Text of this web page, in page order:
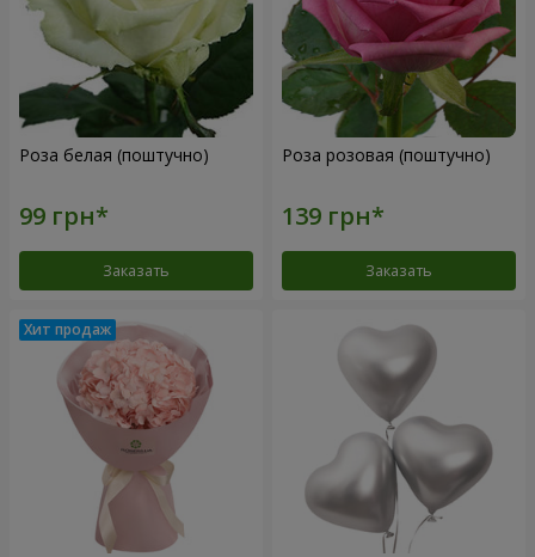
Роза белая (поштучно)
Заказать
Роза розовая (поштучно)
Заказать